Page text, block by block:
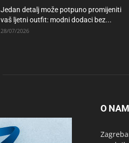
Jedan detalj može potpuno promijeniti
vaš ljetni outfit: modni dodaci bez...
28/07/2026
O